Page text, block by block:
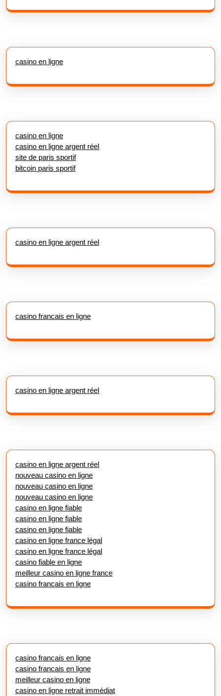
casino en ligne
casino en ligne
casino en ligne argent réel
site de paris sportif
bitcoin paris sportif
casino en ligne argent réel
casino francais en ligne
casino en ligne argent réel
casino en ligne argent réel
nouveau casino en ligne
nouveau casino en ligne
nouveau casino en ligne
casino en ligne fiable
casino en ligne fiable
casino en ligne fiable
casino en ligne france légal
casino en ligne france légal
casino fiable en ligne
meilleur casino en ligne france
casino francais en ligne
casino francais en ligne
casino francais en ligne
meilleur casino en ligne
casino en ligne retrait immédiat